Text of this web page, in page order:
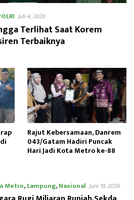
Juli 4, 2026
Terlihat Saat Korem
Terbaiknya
Rajut Kebersamaan, Danrem
043/Gatam Hadiri Puncak
Hari Jadi Kota Metro ke-88
Metro,Lampung,Nasional Juni 19, 2026